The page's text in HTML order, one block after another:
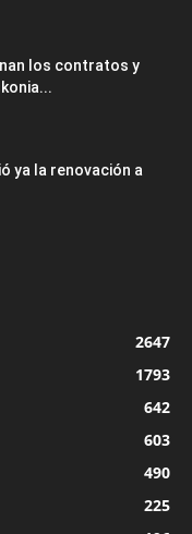
los contratos y
ya la renovación a
2647
1793
642
603
490
225